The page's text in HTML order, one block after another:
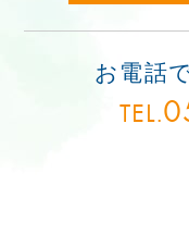
お電話
TEL.